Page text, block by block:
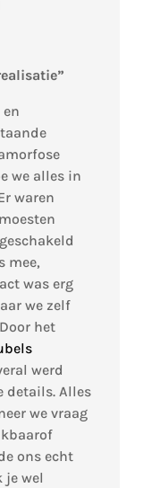
we alles in
waren
mee,
was erg
we zelf
het
werd
details. Alles
we vraag
ons echt
je wel